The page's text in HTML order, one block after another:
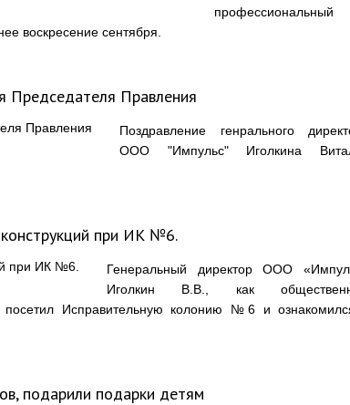
профессиональный
воскресение сентября.
Председателя Правления
Поздравление генрального
ООО "Импульс" Иголкина
при ИК №6.
Генеральный директор ООО
Иголкин В.В., как
посетил Исправительную колонию №6 и
подарили подарки детям